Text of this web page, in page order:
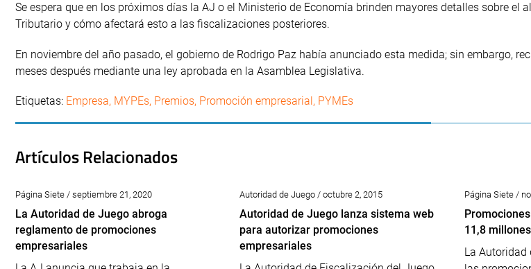
Se espera que en los próximos días la AJ o el Ministerio de Economía brinden mayores detalles sobre el
Tributario y cómo afectará esto a las fiscalizaciones posteriores.
En noviembre del año pasado, el gobierno de Rodrigo Paz había anunciado esta medida; sin embargo,
meses después mediante una ley aprobada en la Asamblea Legislativa.
Etiquetas: Empresa, MYPEs, Premios, Promoción empresarial, PYMEs
Artículos Relacionados
Página Siete / septiembre 21, 2020
La Autoridad de Juego abroga
reglamento de promociones
empresariales
Autoridad de Juego / octubre 2, 2015
Autoridad de Juego lanza sistema web
para autorizar promociones
empresariales
Página Siete /
11,8
La Autoridad